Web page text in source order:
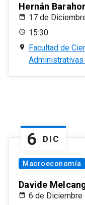
Hernán
17 de
15:30
Facultad de
Administrativas
6 DIC
Macroeconomía
Davide
6 de Diciembre